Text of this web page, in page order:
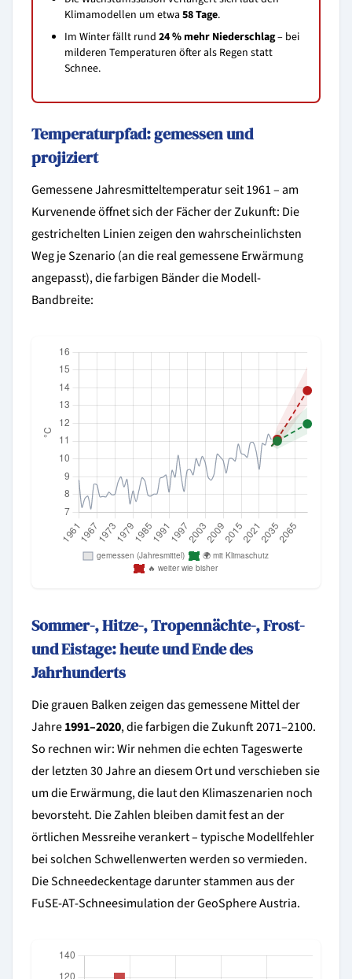
Klimamodellen um etwa 58 Tage.
Im Winter fällt rund 24 % mehr Niederschlag– bei
milderen Temperaturen öfter als Regen statt
Schnee.
Temperaturpfad: gemessen und
projiziert
Gemessene Jahresmitteltemperatur seit 1961 – am
Kurvenende öffnet sich der Fächer der Zukunft: Die
gestrichelten Linien zeigen den wahrscheinlichsten
Weg je Szenario (an die real gemessene Erwärmung
angepasst), die farbigen Bänder die Modell-
Bandbreite:
Sommer-, Hitze-, Tropennächte-, Frost-
und Eistage: heute und Ende des
Jahrhunderts
Die grauen Balken zeigen das gemessene Mittel der
Jahre1991–2020, die farbigen die Zukunft 2071–2100.
So rechnen wir: Wir nehmen die echten Tageswerte
der letzten 30 Jahre an diesem Ort und verschieben sie
um die Erwärmung, die laut den Klimaszenarien noch
bevorsteht. Die Zahlen bleiben damit fest an der
örtlichen Messreihe verankert – typische Modellfehler
bei solchen Schwellenwerten werden so vermieden.
Die Schneedeckentage darunter stammen aus der
FuSE-AT-Schneesimulation der GeoSphere Austria.